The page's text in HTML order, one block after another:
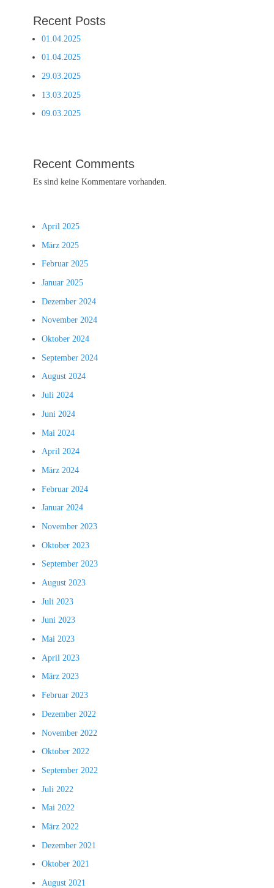
Recent Posts
01.04.2025
01.04.2025
29.03.2025
13.03.2025
09.03.2025
Recent Comments
Es sind keine Kommentare vorhanden.
April 2025
März 2025
Februar 2025
Januar 2025
Dezember 2024
November 2024
Oktober 2024
September 2024
August 2024
Juli 2024
Juni 2024
Mai 2024
April 2024
März 2024
Februar 2024
Januar 2024
November 2023
Oktober 2023
September 2023
August 2023
Juli 2023
Juni 2023
Mai 2023
April 2023
März 2023
Februar 2023
Dezember 2022
November 2022
Oktober 2022
September 2022
Juli 2022
Mai 2022
März 2022
Dezember 2021
Oktober 2021
August 2021